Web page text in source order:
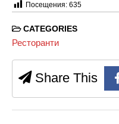
Посещения: 635
CATEGORIES
Ресторанти
Share This